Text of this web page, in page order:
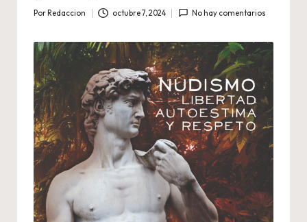
Por Redaccion octubre 7, 2024 No hay comentarios